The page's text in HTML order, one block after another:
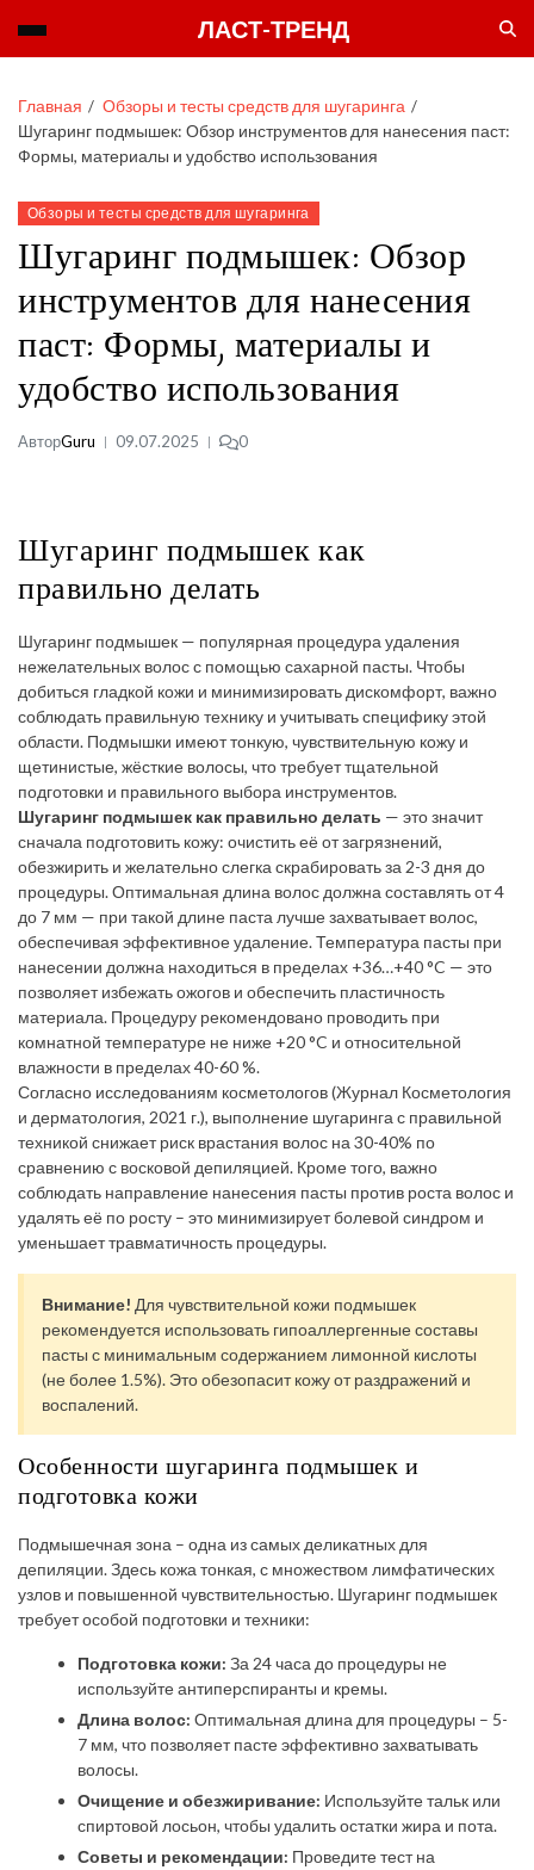
ЛАСТ-ТРЕНД
Главная
Обзоры и тесты средств для шугаринга
Шугаринг подмышек: Обзор инструментов для нанесения паст:
Формы, материалы и удобство использования
Обзоры и тесты средств для шугаринга
Шугаринг подмышек: Обзор
инструментов для нанесения
паст: Формы, материалы и
удобство использования
АвторGuru 09.07.2025 0
Шугаринг подмышек как
правильно делать
Шугаринг подмышек — популярная процедура удаления
нежелательных волос с помощью сахарной пасты. Чтобы
добиться гладкой кожи и минимизировать дискомфорт, важно
соблюдать правильную технику и учитывать специфику этой
области. Подмышки имеют тонкую, чувствительную кожу и
щетинистые, жёсткие волосы, что требует тщательной
подготовки и правильного выбора инструментов.
Шугаринг подмышек как правильно делать — это значит
сначала подготовить кожу: очистить её от загрязнений,
обезжирить и желательно слегка скрабировать за 2-3 дня до
процедуры. Оптимальная длина волос должна составлять от 4
до 7 мм — при такой длине паста лучше захватывает волос,
обеспечивая эффективное удаление. Температура пасты при
нанесении должна находиться в пределах +36…+40 °C — это
позволяет избежать ожогов и обеспечить пластичность
материала. Процедуру рекомендовано проводить при
комнатной температуре не ниже +20 °C и относительной
влажности в пределах 40-60 %.
Согласно исследованиям косметологов (Журнал Косметология
и дерматология, 2021 г.), выполнение шугаринга с правильной
техникой снижает риск врастания волос на 30-40% по
сравнению с восковой депиляцией. Кроме того, важно
соблюдать направление нанесения пасты против роста волос и
удалять её по росту – это минимизирует болевой синдром и
уменьшает травматичность процедуры.
Внимание! Для чувствительной кожи подмышек
рекомендуется использовать гипоаллергенные составы
пасты с минимальным содержанием лимонной кислоты
(не более 1.5%). Это обезопасит кожу от раздражений и
воспалений.
Особенности шугаринга подмышек и
подготовка кожи
Подмышечная зона – одна из самых деликатных для
депиляции. Здесь кожа тонкая, с множеством лимфатических
узлов и повышенной чувствительностью. Шугаринг подмышек
требует особой подготовки и техники:
Подготовка кожи: За 24 часа до процедуры не
используйте антиперспиранты и кремы.
Длина волос: Оптимальная длина для процедуры – 5-
7 мм, что позволяет пасте эффективно захватывать
волосы.
Очищение и обезжиривание: Используйте тальк или
спиртовой лосьон, чтобы удалить остатки жира и пота.
Советы и рекомендации: Проведите тест на